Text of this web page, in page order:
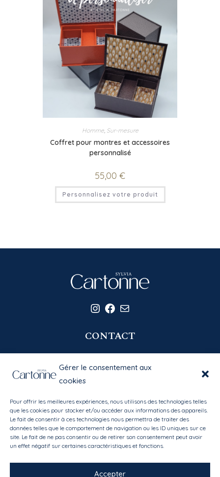
Gérer le consentement aux
cookies
Pour offrir les meilleures expériences, nous utilisons des technologies telles
que les cookies pour stocker et/ou accéder aux informations des appareils.
Le fait de consentir à ces technologies nous permettra de traiter des
données telles que le comportement de navigation ou les ID uniques sur ce
site. Le fait de ne pas consentir ou de retirer son consentement peut avoir
un effet négatif sur certaines caractéristiques et fonctions.
Accepter
Homme, Sur-mesure
Coffret pour montres et accessoires
personnalisé
55,00 €
Personnalisez votre produit
Instagram
Facebook
E-mail
CONTACT
contact@sylviacartonne.fr
EN SAVOIR PLUS
Bibliothèque des matières
Mon compte /Mes favoris